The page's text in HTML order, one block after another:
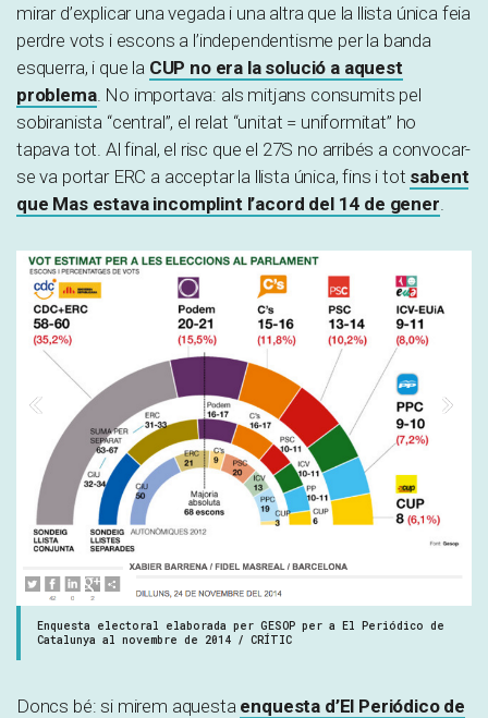
mirar d’explicar una vegada i una altra que la llista única feia
perdre vots i escons a l’independentisme per la banda
esquerra, i que la CUP no era la solució a aquest
problema. No importava: als mitjans consumits pel
sobiranista “central”, el relat “unitat = uniformitat” ho
tapava tot. Al final, el risc que el 27S no arribés a convocar-
se va portar ERC a acceptar la llista única, fins i tot sabent
que Mas estava incomplint l’acord del 14 de gener
Enquesta electoral elaborada per GESOP per a El Periódico de
Catalunya al novembre de 2014 / CRÍTIC
Doncs bé: si mirem aquesta enquesta d’El Periódico de